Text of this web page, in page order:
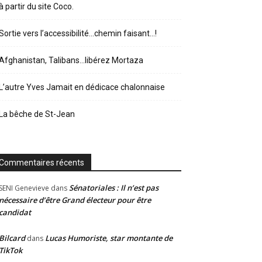
partir du site Coco.
vers l’accessibilité…chemin faisant…!
Talibans…libérez Mortaza
Yves Jamait en dédicace chalonnaise
bêche de St-Jean
récents
Genevieve dansSénatoriales : Il n’est pas
d’être Grand électeur pour être
dans Lucas Humoriste, star montante de